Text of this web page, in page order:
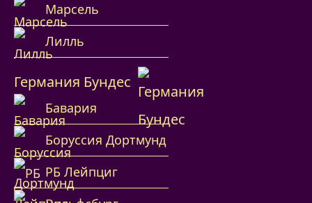
Марсель
Лилль
Германия Бундес
Бавария
Боруссия Дортмунд
РБ Лейпциг